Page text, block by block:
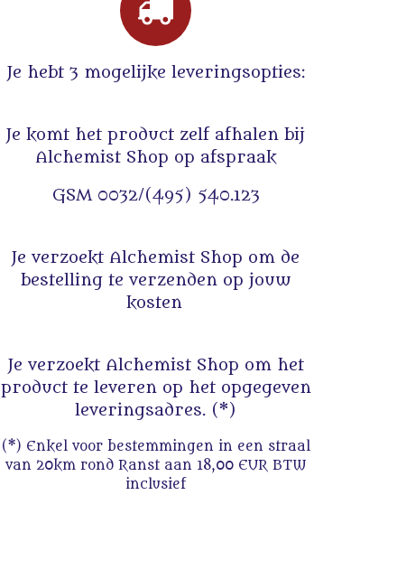
Je hebt 3 mogelijke leveringsopties:
Je komt het product zelf afhalen bij
Alchemist Shop op afspraak
GSM 0032/(495) 540.123
Je verzoekt Alchemist Shop om de
bestelling te verzenden op jouw
kosten
Je verzoekt Alchemist Shop om het
product te leveren op het opgegeven
leveringsadres. (*)
(*) Enkel voor bestemmingen in een straal
van 20km rond Ranst aan 18,00 EUR BTW
inclusief